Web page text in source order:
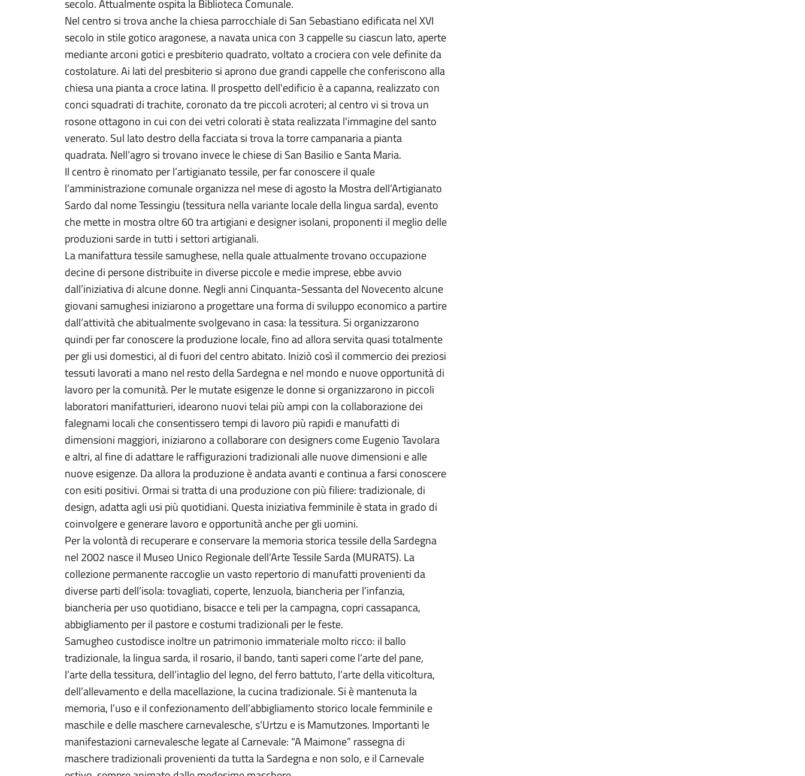
secolo. Attualmente ospita la Biblioteca Comunale.
Nel centro si trova anche la chiesa parrocchiale di San Sebastiano edificata nel XVI
secolo in stile gotico aragonese, a navata unica con 3 cappelle su ciascun lato, aperte
mediante arconi gotici e presbiterio quadrato, voltato a crociera con vele definite da
costolature. Ai lati del presbiterio si aprono due grandi cappelle che conferiscono alla
chiesa una pianta a croce latina. Il prospetto dell'edificio è a capanna, realizzato con
conci squadrati di trachite, coronato da tre piccoli acroteri; al centro vi si trova un
rosone ottagono in cui con dei vetri colorati è stata realizzata l'immagine del santo
venerato. Sul lato destro della facciata si trova la torre campanaria a pianta
quadrata. Nell’agro si trovano invece le chiese di San Basilio e Santa Maria.
Il centro è rinomato per l’artigianato tessile, per far conoscere il quale
l’amministrazione comunale organizza nel mese di agosto la Mostra dell’Artigianato
Sardo dal nome Tessingiu (tessitura nella variante locale della lingua sarda), evento
che mette in mostra oltre 60 tra artigiani e designer isolani, proponenti il meglio delle
produzioni sarde in tutti i settori artigianali.
La manifattura tessile samughese, nella quale attualmente trovano occupazione
decine di persone distribuite in diverse piccole e medie imprese, ebbe avvio
dall’iniziativa di alcune donne. Negli anni Cinquanta-Sessanta del Novecento alcune
giovani samughesi iniziarono a progettare una forma di sviluppo economico a partire
dall’attività che abitualmente svolgevano in casa: la tessitura. Si organizzarono
quindi per far conoscere la produzione locale, fino ad allora servita quasi totalmente
per gli usi domestici, al di fuori del centro abitato. Iniziò così il commercio dei preziosi
tessuti lavorati a mano nel resto della Sardegna e nel mondo e nuove opportunità di
lavoro per la comunità. Per le mutate esigenze le donne si organizzarono in piccoli
laboratori manifatturieri, idearono nuovi telai più ampi con la collaborazione dei
falegnami locali che consentissero tempi di lavoro più rapidi e manufatti di
dimensioni maggiori, iniziarono a collaborare con designers come Eugenio Tavolara
e altri, al fine di adattare le raffigurazioni tradizionali alle nuove dimensioni e alle
nuove esigenze. Da allora la produzione è andata avanti e continua a farsi conoscere
con esiti positivi. Ormai si tratta di una produzione con più filiere: tradizionale, di
design, adatta agli usi più quotidiani. Questa iniziativa femminile è stata in grado di
coinvolgere e generare lavoro e opportunità anche per gli uomini.
Per la volontà di recuperare e conservare la memoria storica tessile della Sardegna
nel 2002 nasce il Museo Unico Regionale dell’Arte Tessile Sarda (MURATS). La
collezione permanente raccoglie un vasto repertorio di manufatti provenienti da
diverse parti dell’isola: tovagliati, coperte, lenzuola, biancheria per l’infanzia,
biancheria per uso quotidiano, bisacce e teli per la campagna, copri cassapanca,
abbigliamento per il pastore e costumi tradizionali per le feste.
Samugheo custodisce inoltre un patrimonio immateriale molto ricco: il ballo
tradizionale, la lingua sarda, il rosario, il bando, tanti saperi come l’arte del pane,
l’arte della tessitura, dell’intaglio del legno, del ferro battuto, l’arte della viticoltura,
dell’allevamento e della macellazione, la cucina tradizionale. Si è mantenuta la
memoria, l’uso e il confezionamento dell’abbigliamento storico locale femminile e
maschile e delle maschere carnevalesche, s’Urtzu e is Mamutzones. Importanti le
manifestazioni carnevalesche legate al Carnevale: “A Maimone” rassegna di
maschere tradizionali provenienti da tutta la Sardegna e non solo, e il Carnevale